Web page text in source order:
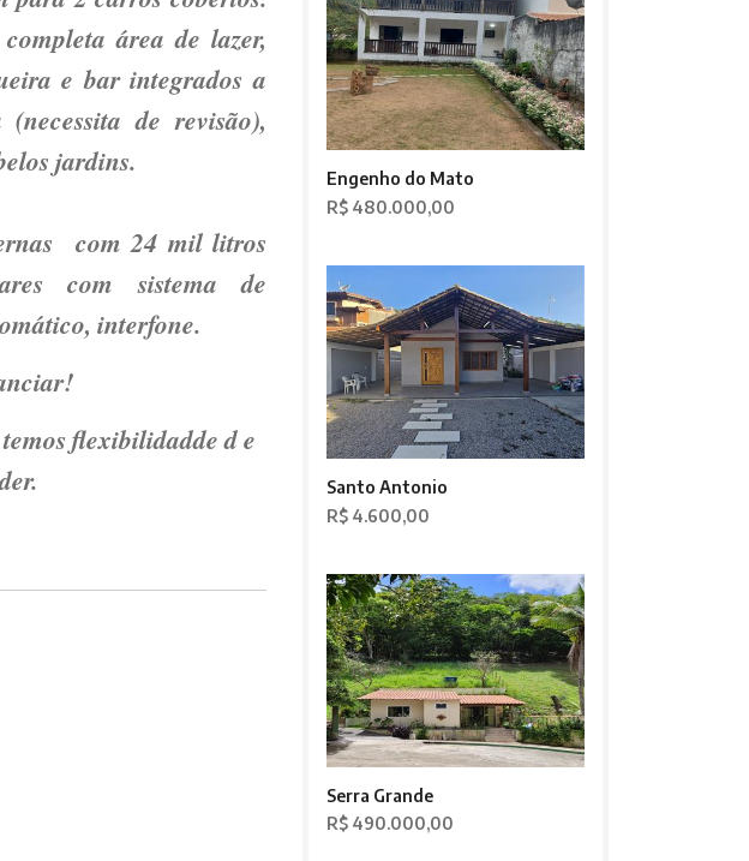
área de lazer,
e bar integrados a
de revisão),
jardins.
com 24 mil litros
com sistema de
interfone.
flexibilidadde d e
Engenho do Mato
R$ 480.000,00
Santo Antonio
R$ 4.600,00
Serra Grande
R$ 490.000,00